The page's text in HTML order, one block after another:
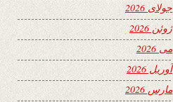
جولای 2026
ژوئن 2026
می 2026
آوریل 2026
مارس 2026